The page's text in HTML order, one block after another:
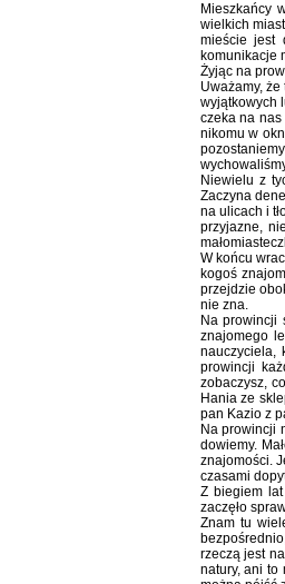
Mieszkańcy
wielkich
mieście jest
komunikacje
Żyjąc na
Uważamy,
wyjątkowych
czeka na
nikomu w
Niewielu z
Zaczyna
na ulicach i
przyjazne,
W końcu
kogoś
przejdzie
nie zna.
Na prowincji
znajomego
nauczyciela,
prowincji
zobaczysz,
Hania ze
pan Kazio z
Na prowincji
dowiemy.
znajomości.
czasami
Z biegiem lat
zaczęło
Znam tu
rzeczą jest
natury, ani to